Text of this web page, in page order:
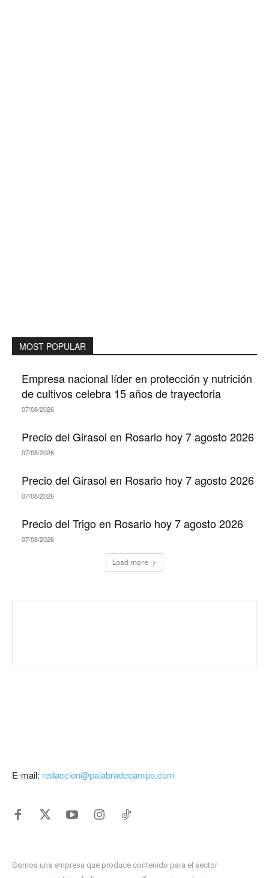
MOST POPULAR
Empresa nacional líder en protección y nutrición
de cultivos celebra 15 años de trayectoria
07/08/2026
Precio del Girasol en Rosario hoy 7 agosto 2026
07/08/2026
Precio del Girasol en Rosario hoy 7 agosto 2026
07/08/2026
Precio del Trigo en Rosario hoy 7 agosto 2026
07/08/2026
Load more
E-mail: redaccion@palabradecampo.com
Somos una empresa que produce contenido para el sector